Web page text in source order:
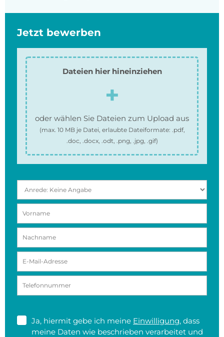
Jetzt bewerben
Dateien hier hineinziehen
oder wählen Sie Dateien zum Upload aus
(max. 10 MBje Datei, erlaubte Dateiformate: .pdf,
.doc, .docx, .odt, .png, .jpg, .gif)
Ja, hiermit gebe ich meine Einwilligung, dass
meine Daten wie beschrieben verarbeitet und